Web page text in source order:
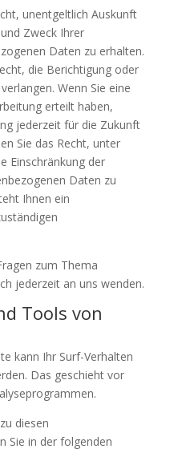
unentgeltlich Auskunft
Zweck Ihrer
Daten zu erhalten.
die Berichtigung oder
Wenn Sie eine
erteilt haben,
jederzeit für die Zukunft
Sie das Recht, unter
Einschränkung der
Daten zu
Ihnen ein
zum Thema
jederzeit an uns wenden.
Tools von
kann Ihr Surf-Verhalten
Das geschieht vor
diesen
Sie in der folgenden